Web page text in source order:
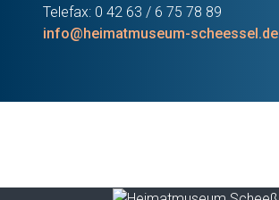
Telefax: 0 42 63 / 6 75 78 89
info@heimatmuseum-scheessel.de